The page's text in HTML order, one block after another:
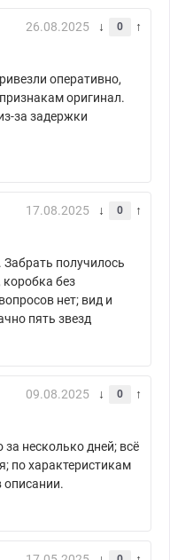
26.08.2025 0
оперативно,
оригинал.
за задержки
17.08.2025 0
получилось
без
нет; вид и
пять звезд
09.08.2025 0
несколько дней; всё
по характеристикам
описании.